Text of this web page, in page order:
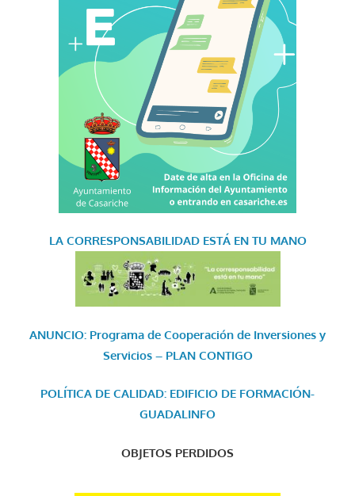
LA CORRESPONSABILIDAD ESTÁ EN TU MANO
ANUNCIO: Programa de Cooperación de Inversiones y
Servicios – PLAN CONTIGO
POLÍTICA DE CALIDAD: EDIFICIO DE FORMACIÓN-
GUADALINFO
OBJETOS PERDIDOS